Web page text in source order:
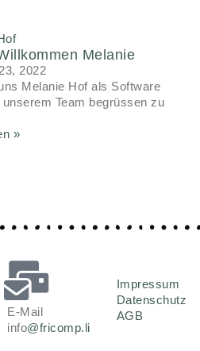
Melanie
2022
Melanie Hof als Software
unserem Team begrüssen zu
»
E-Mail
info@fricomp.li
Impressum
Datenschutz
AGB